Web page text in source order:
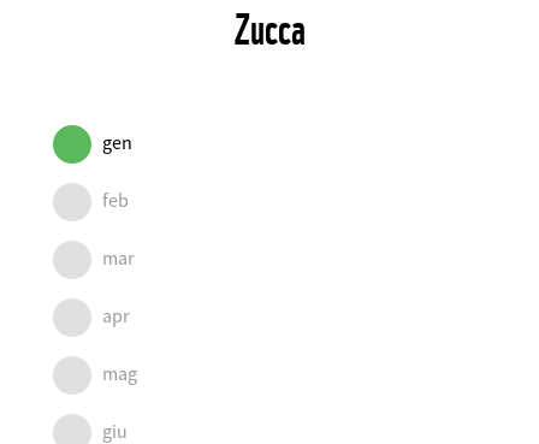
Zucca
gen
feb
mar
apr
mag
giu